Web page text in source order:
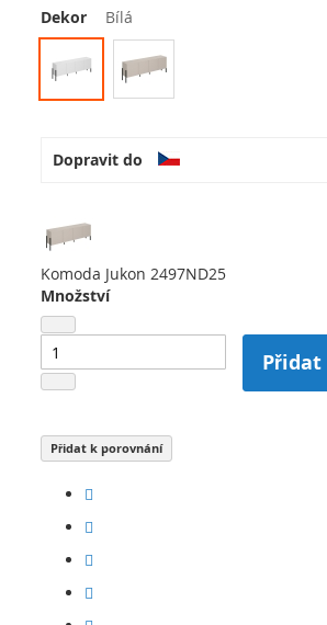
Dekor Bílá
Dopravit do
Komoda Jukon 2497ND25
Množství
Přidat k porovnání